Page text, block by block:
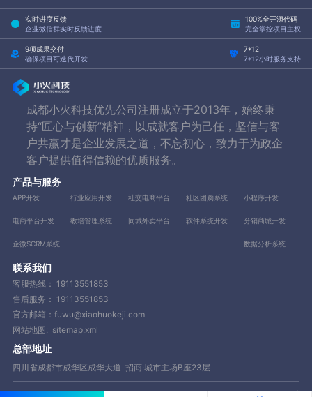
实时进度反馈
企业微信群实时反馈进度
100%全开源代码
完全掌控项目主权
9项成果交付
确保项目可迭代开发
7*12
7*12小时服务支持
成都小火科技优先公司注册成立于2013年，始终秉
持“匠心与创新”精神，以成就客户为己任，坚信与客
户共赢才是企业发展之道，不忘初心，致力于为政企
客户提供值得信赖的优质服务。
产品与服务
APP开发 行业应用开发 社交电商平台 社区团购系统 小程序开发
电商平台开发 教培管理系统 同城外卖平台 软件系统开发 分销商城开发
企微SCRM系统 数据分析系统
联系我们
客服热线： 19113551853
售后服务： 19113551853
官方邮箱：fuwu@xiaohuokeji.com
网站地图: sitemap.xml
总部地址
四川省成都市成华区成华大道 招商·城市主场B座23层